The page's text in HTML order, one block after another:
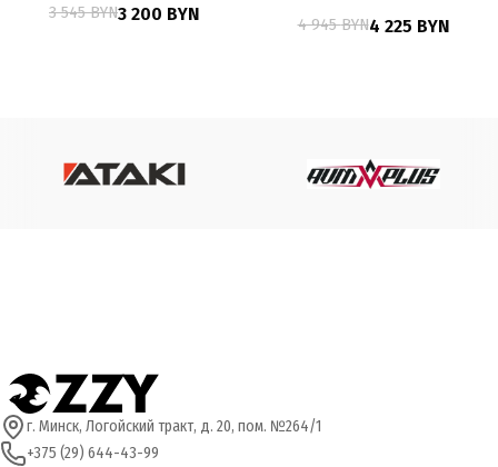
3 545BYN3 200 BYN 4 945BYN4 225 BYN
г. Минск, Логойский тракт, д. 20, пом. №264/1
+375 (29) 644-43-99